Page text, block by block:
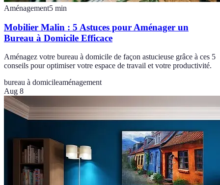
Aménagement5 min
Mobilier Malin : 5 Astuces pour Aménager un
Bureau à Domicile Efficace
Aménagez votre bureau à domicile de façon astucieuse grâce à ces 5
conseils pour optimiser votre espace de travail et votre productivité.
bureau à domicileaménagement
Aug 8